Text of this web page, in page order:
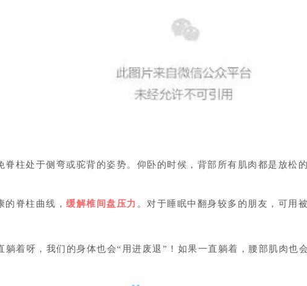
柱处于侧弯或驼背的姿势。仰卧的时候，背部所有肌肉都是放松
的脊柱曲线， 缓解椎间盘压力 。对于睡眠中翻身较多的朋友，可用
着呀，我们的身体也会“用进废退”！如果一直躺着，腰部肌肉也